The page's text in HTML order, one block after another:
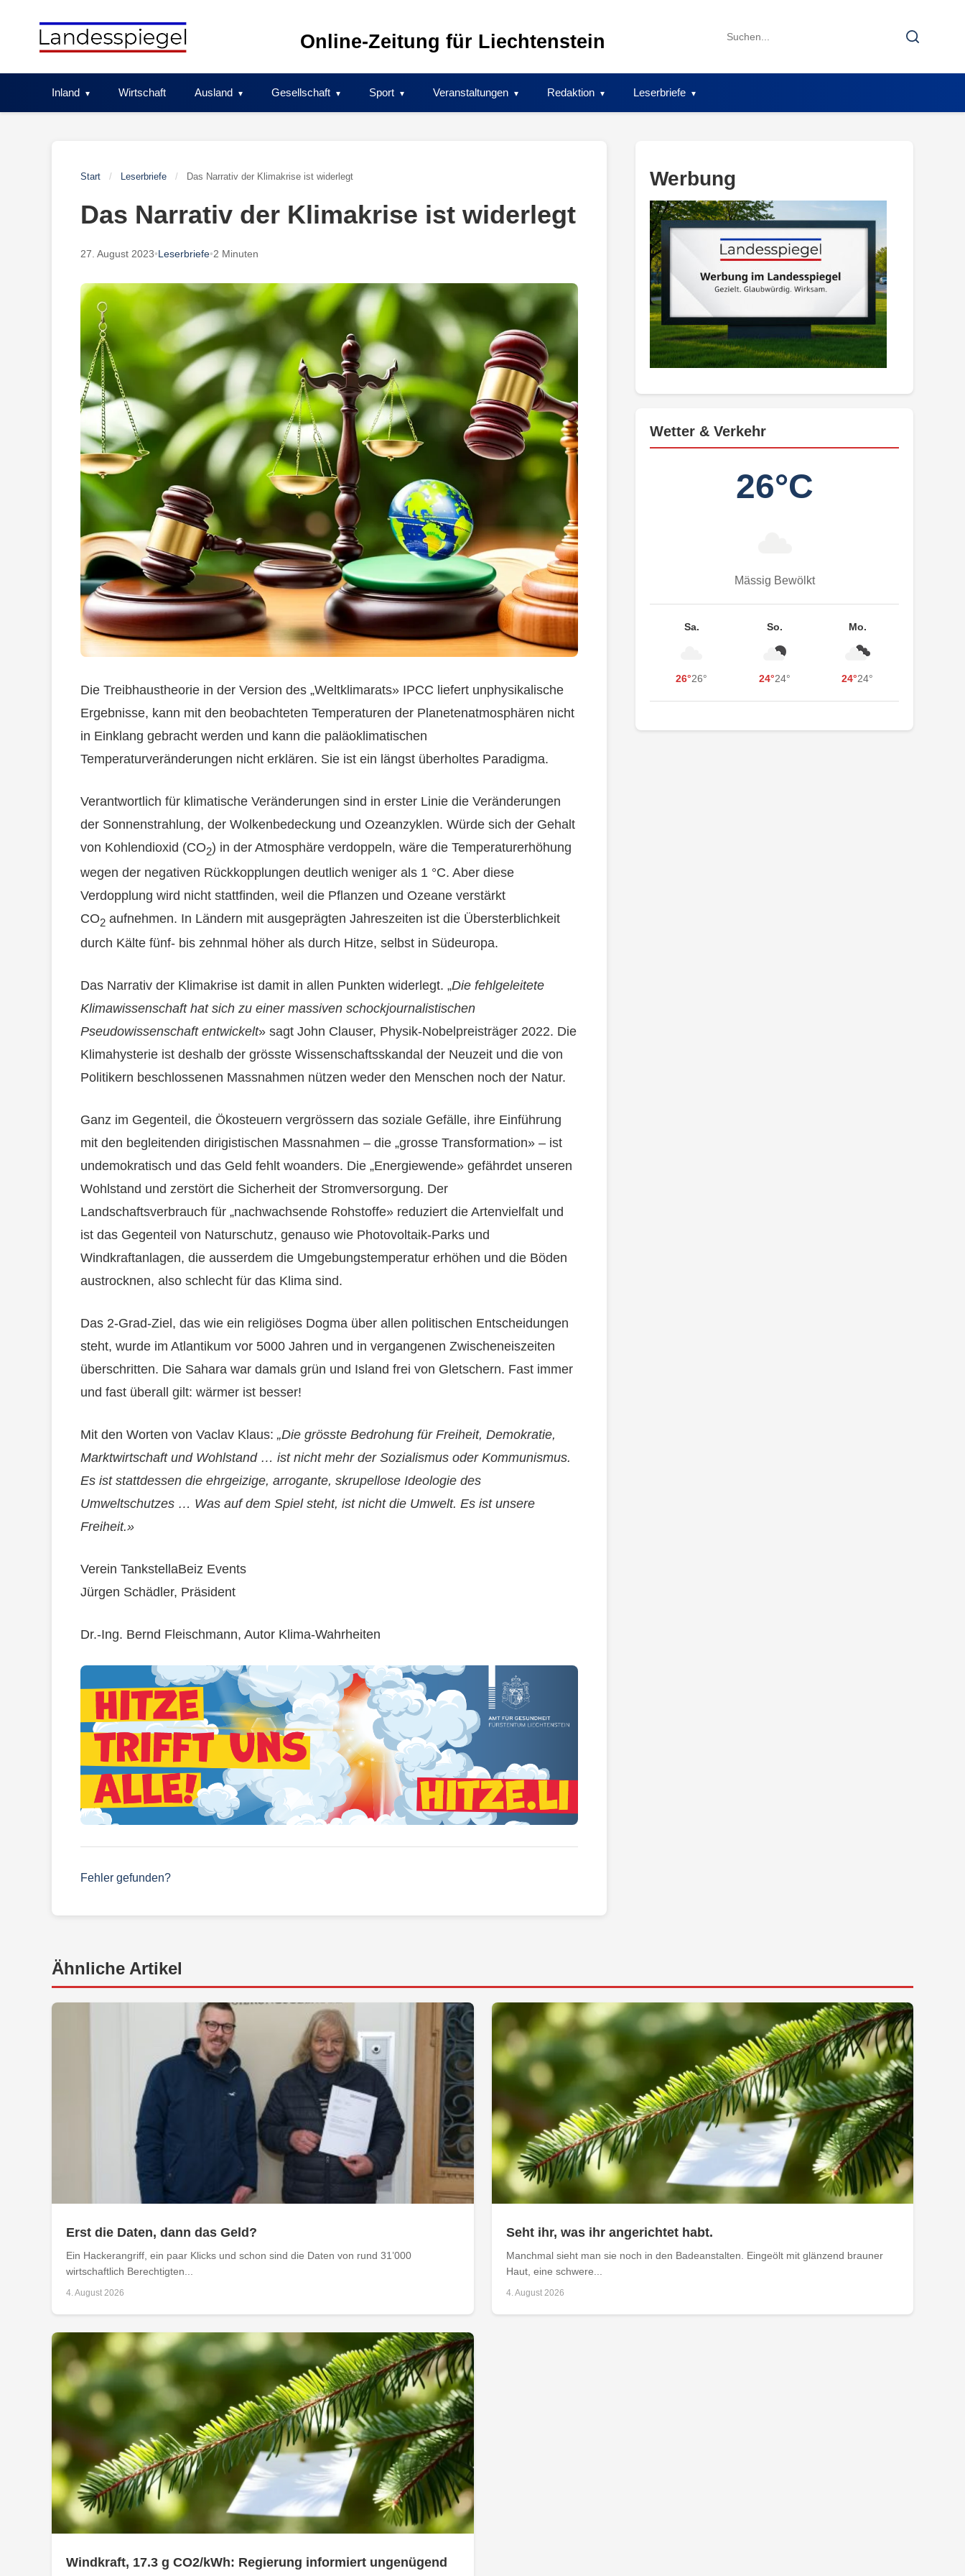
Online-Zeitung für Liechtenstein
Search
Search
Inland Wirtschaft Ausland Gesellschaft Sport Veranstaltungen Redaktion Leserbriefe
Start / Leserbriefe / Das Narrativ der Klimakrise ist widerlegt
Das Narrativ der Klimakrise ist widerlegt
27. August 2023•Leserbriefe•2 Minuten
Die Treibhaustheorie in der Version des „Weltklimarats» IPCC liefert unphysikalische
Ergebnisse, kann mit den beobachteten Temperaturen der Planetenatmosphären nicht
in Einklang gebracht werden und kann die paläoklimatischen
Temperaturveränderungen nicht erklären. Sie ist ein längst überholtes Paradigma.
Verantwortlich für klimatische Veränderungen sind in erster Linie die Veränderungen
der Sonnenstrahlung, der Wolkenbedeckung und Ozeanzyklen. Würde sich der Gehalt
von Kohlendioxid (CO2) in der Atmosphäre verdoppeln, wäre die Temperaturerhöhung
wegen der negativen Rückkopplungen deutlich weniger als 1 °C. Aber diese
Verdopplung wird nicht stattfinden, weil die Pflanzen und Ozeane verstärkt
CO2 aufnehmen. In Ländern mit ausgeprägten Jahreszeiten ist die Übersterblichkeit
durch Kälte fünf- bis zehnmal höher als durch Hitze, selbst in Südeuropa.
Das Narrativ der Klimakrise ist damit in allen Punkten widerlegt. „Die fehlgeleitete
Klimawissenschaft hat sich zu einer massiven schockjournalistischen
Pseudowissenschaft entwickelt» sagt John Clauser, Physik-Nobelpreisträger 2022. Die
Klimahysterie ist deshalb der grösste Wissenschaftsskandal der Neuzeit und die von
Politikern beschlossenen Massnahmen nützen weder den Menschen noch der Natur.
Ganz im Gegenteil, die Ökosteuern vergrössern das soziale Gefälle, ihre Einführung
mit den begleitenden dirigistischen Massnahmen – die „grosse Transformation» – ist
undemokratisch und das Geld fehlt woanders. Die „Energiewende» gefährdet unseren
Wohlstand und zerstört die Sicherheit der Stromversorgung. Der
Landschaftsverbrauch für „nachwachsende Rohstoffe» reduziert die Artenvielfalt und
ist das Gegenteil von Naturschutz, genauso wie Photovoltaik-Parks und
Windkraftanlagen, die ausserdem die Umgebungstemperatur erhöhen und die Böden
austrocknen, also schlecht für das Klima sind.
Das 2-Grad-Ziel, das wie ein religiöses Dogma über allen politischen Entscheidungen
steht, wurde im Atlantikum vor 5000 Jahren und in vergangenen Zwischeneiszeiten
überschritten. Die Sahara war damals grün und Island frei von Gletschern. Fast immer
und fast überall gilt: wärmer ist besser!
Mit den Worten von Vaclav Klaus: „Die grösste Bedrohung für Freiheit, Demokratie,
Marktwirtschaft und Wohlstand … ist nicht mehr der Sozialismus oder Kommunismus.
Es ist stattdessen die ehrgeizige, arrogante, skrupellose Ideologie des
Umweltschutzes … Was auf dem Spiel steht, ist nicht die Umwelt. Es ist unsere
Freiheit.»
Verein TankstellaBeiz Events
Jürgen Schädler, Präsident
Dr.-Ing. Bernd Fleischmann, Autor Klima-Wahrheiten
Fehler gefunden?
Werbung
Wetter & Verkehr
26°C
Mässig Bewölkt
Sa.
26°26°
So.
24°24°
Mo.
24°24°
Ähnliche Artikel
Erst die Daten, dann das Geld?
Ein Hackerangriff, ein paar Klicks und schon sind die Daten von rund 31’000
wirtschaftlich Berechtigten...
4. August 2026
Seht ihr, was ihr angerichtet habt.
Manchmal sieht man sie noch in den Badeanstalten. Eingeölt mit glänzend brauner
Haut, eine schwere...
4. August 2026
Windkraft, 17.3 g CO2/kWh: Regierung informiert ungenügend